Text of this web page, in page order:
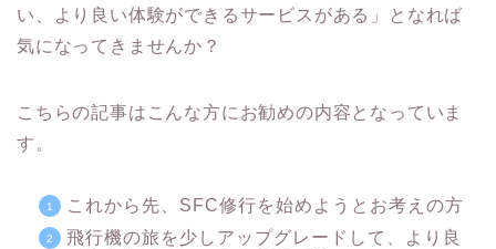
い、より良い体験ができるサービスがある」となれば
気になってきませんか？
こちらの記事はこんな方にお勧めの内容となっていま
す。
これから先、SFC修行を始めようとお考えの方
飛行機の旅を少しアップグレードして、より良